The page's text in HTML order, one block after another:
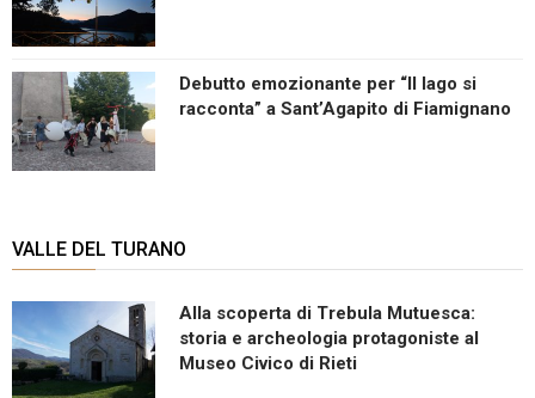
Debutto emozionante per “Il lago si
racconta” a Sant’Agapito di Fiamignano
VALLE DEL TURANO
Alla scoperta di Trebula Mutuesca:
storia e archeologia protagoniste al
Museo Civico di Rieti